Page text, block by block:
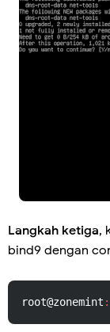
Langkah ketiga,
bind9 dengan
root@zonemint